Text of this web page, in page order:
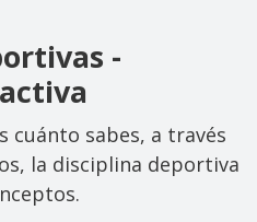
-
cuánto sabes, a través
la disciplina deportiva